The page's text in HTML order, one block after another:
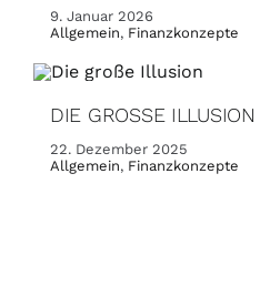
9. Januar 2026
Allgemein, Finanzkonzepte
DIE GROSSE ILLUSION
22. Dezember 2025
Allgemein, Finanzkonzepte